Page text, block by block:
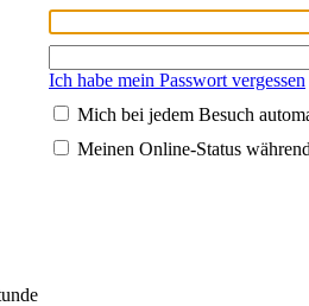
Ich habe mein Passwort vergessen
Mich bei jedem Besuch
Meinen Online-Status